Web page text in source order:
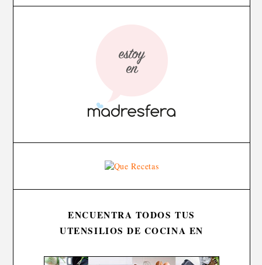
ENCUENTRA TODOS TUS
UTENSILIOS DE COCINA EN